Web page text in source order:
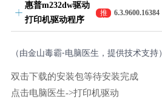
惠普m232dw驱动
打印机驱动程序
推
荐
6.3.9600.16384
（由金山毒霸-电脑医生，提供技术支持）
双击下载的安装包等待安装完成
点击电脑医生->打印机驱动